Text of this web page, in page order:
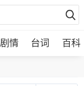
剧情 台词 百科